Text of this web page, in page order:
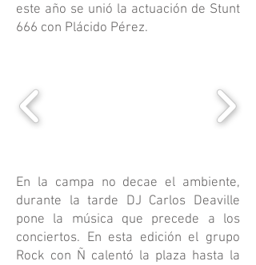
este año se unió la actuación de Stunt
666 con Plácido Pérez.
En la campa no decae el ambiente,
durante la tarde DJ Carlos Deaville
pone la música que precede a los
conciertos. En esta edición el grupo
Rock con Ñ calentó la plaza hasta la